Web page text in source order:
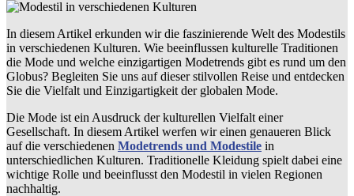
In diesem Artikel erkunden wir die faszinierende Welt des Modestils
in verschiedenen Kulturen. Wie beeinflussen kulturelle Traditionen
die Mode und welche einzigartigen Modetrends gibt es rund um den
Globus? Begleiten Sie uns auf dieser stilvollen Reise und entdecken
Sie die Vielfalt und Einzigartigkeit der globalen Mode.
Die Mode ist ein Ausdruck der kulturellen Vielfalt einer
Gesellschaft. In diesem Artikel werfen wir einen genaueren Blick
auf die verschiedenen Modetrends und Modestile in
unterschiedlichen Kulturen. Traditionelle Kleidung spielt dabei eine
wichtige Rolle und beeinflusst den Modestil in vielen Regionen
nachhaltig.